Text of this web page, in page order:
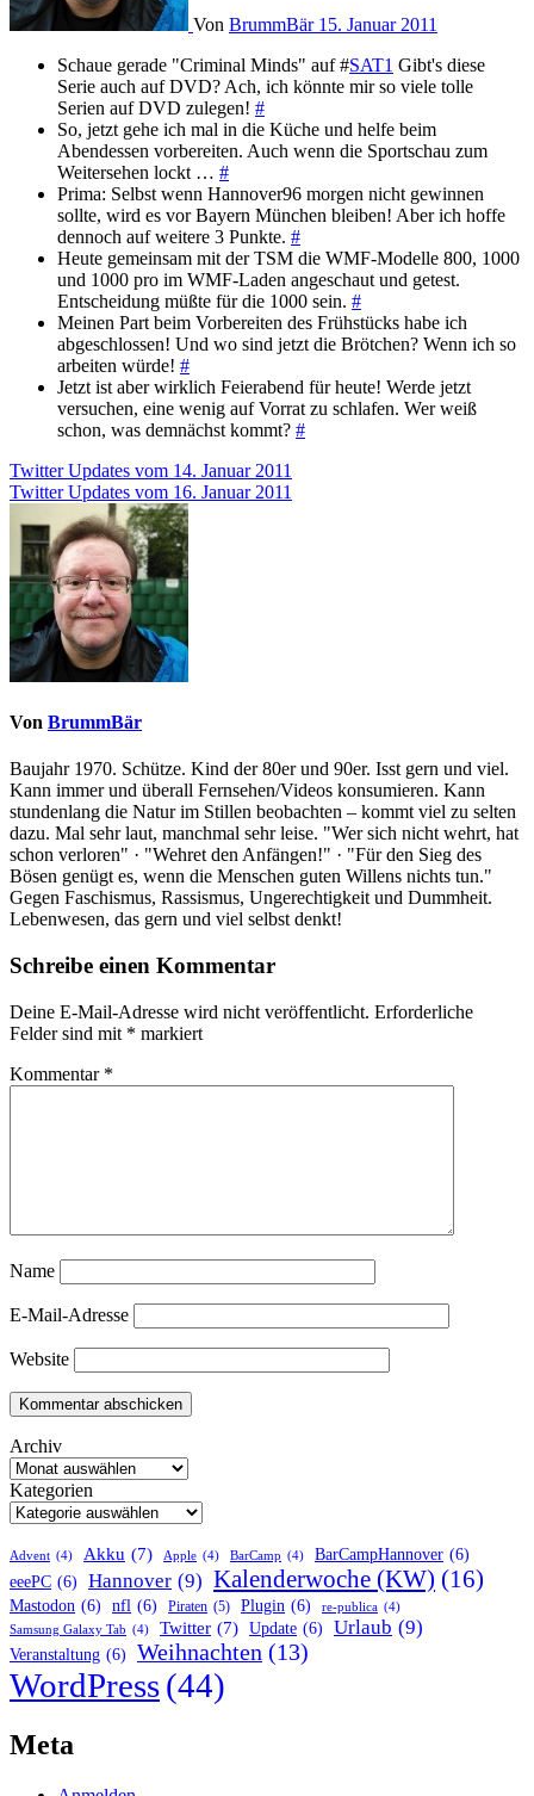
Von BrummBär 15. Januar 2011
Schaue gerade "Criminal Minds" auf #SAT1 Gibt's diese
Serie auch auf DVD? Ach, ich könnte mir so viele tolle
Serien auf DVD zulegen! #
So, jetzt gehe ich mal in die Küche und helfe beim
Abendessen vorbereiten. Auch wenn die Sportschau zum
Weitersehen lockt … #
Prima: Selbst wenn Hannover96 morgen nicht gewinnen
sollte, wird es vor Bayern München bleiben! Aber ich hoffe
dennoch auf weitere 3 Punkte. #
Heute gemeinsam mit der TSM die WMF-Modelle 800, 1000
und 1000 pro im WMF-Laden angeschaut und getest.
Entscheidung müßte für die 1000 sein. #
Meinen Part beim Vorbereiten des Frühstücks habe ich
abgeschlossen! Und wo sind jetzt die Brötchen? Wenn ich so
arbeiten würde! #
Jetzt ist aber wirklich Feierabend für heute! Werde jetzt
versuchen, eine wenig auf Vorrat zu schlafen. Wer weiß
schon, was demnächst kommt? #
Beitragsnavigation
Twitter Updates vom 14. Januar 2011
Twitter Updates vom 16. Januar 2011
Von BrummBär
Baujahr 1970. Schütze. Kind der 80er und 90er. Isst gern und viel.
Kann immer und überall Fernsehen/Videos konsumieren. Kann
stundenlang die Natur im Stillen beobachten – kommt viel zu selten
dazu. Mal sehr laut, manchmal sehr leise. "Wer sich nicht wehrt, hat
schon verloren" · "Wehret den Anfängen!" · "Für den Sieg des
Bösen genügt es, wenn die Menschen guten Willens nichts tun."
Gegen Faschismus, Rassismus, Ungerechtigkeit und Dummheit.
Lebenwesen, das gern und viel selbst denkt!
Schreibe einen Kommentar
Deine E-Mail-Adresse wird nicht veröffentlicht. Erforderliche
Felder sind mit * markiert
Kommentar *
Name
E-Mail-Adresse
Website
Archiv
Kategorien
Advent (4) Akku (7) Apple (4) BarCamp (4) BarCampHannover (6)
eeePC (6) Hannover (9) Kalenderwoche (KW) (16)
Mastodon (6) nfl (6) Piraten (5) Plugin (6) re-publica (4)
Samsung Galaxy Tab (4) Twitter (7) Update (6) Urlaub (9)
Veranstaltung (6) Weihnachten (13)
WordPress(44)
Meta